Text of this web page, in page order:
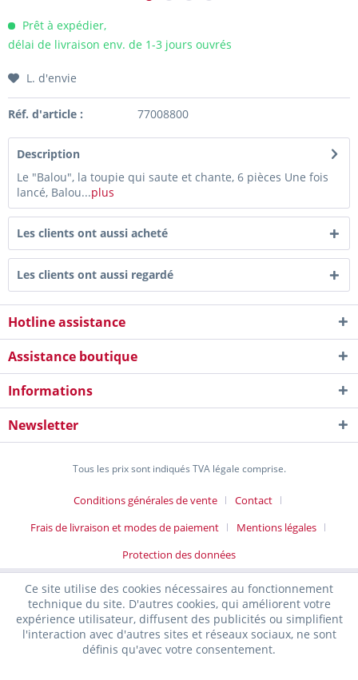
Prêt à expédier,
délai de livraison env. de 1-3 jours ouvrés
L. d'envie
Réf. d'article : 77008800
Description
Le "Balou", la toupie qui saute et chante, 6 pièces Une fois
lancé, Balou...plus
Les clients ont aussi acheté
Les clients ont aussi regardé
Hotline assistance
Assistance boutique
Informations
Newsletter
Tous les prix sont indiqués TVA légale comprise.
Conditions générales de vente
Contact
Frais de livraison et modes de paiement
Mentions légales
Protection des données
Ce site utilise des cookies nécessaires au fonctionnement
technique du site. D'autres cookies, qui améliorent votre
expérience utilisateur, diffusent des publicités ou simplifient
l'interaction avec d'autres sites et réseaux sociaux, ne sont
définis qu'avec votre consentement.